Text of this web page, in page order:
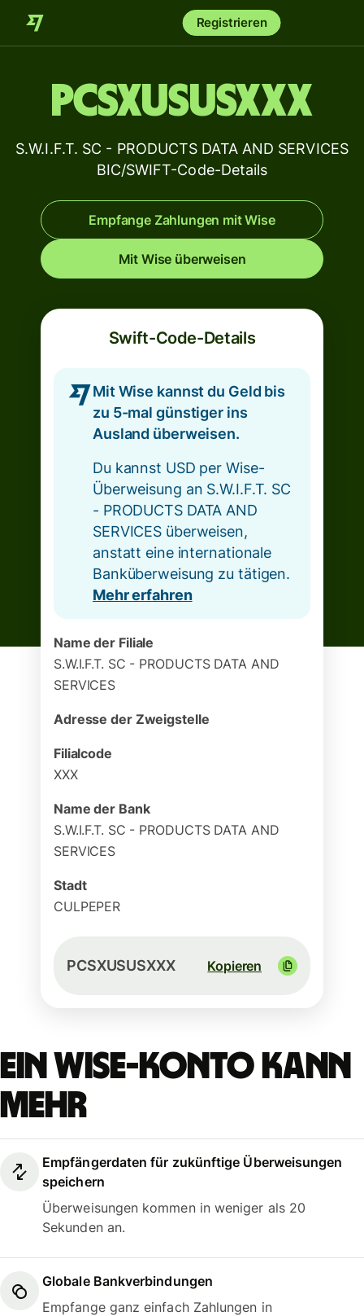
Registrieren
PCSXUSUSXXX
S.W.I.F.T. SC - PRODUCTS DATA AND SERVICES
BIC/SWIFT-Code-Details
Empfange Zahlungen mit Wise
Mit Wise überweisen
Swift-Code-Details
Mit Wise kannst du Geld bis
zu 5-mal günstiger ins
Ausland überweisen.
Du kannst USD per Wise-
Überweisung an S.W.I.F.T. SC
- PRODUCTS DATA AND
SERVICES überweisen,
anstatt eine internationale
Banküberweisung zu tätigen.
Mehr erfahren
Name der Filiale
S.W.I.F.T. SC - PRODUCTS DATA AND
SERVICES
Adresse der Zweigstelle
Filialcode
XXX
Name der Bank
S.W.I.F.T. SC - PRODUCTS DATA AND
SERVICES
Stadt
CULPEPER
PCSXUSUSXXX Kopieren
Ein Wise-Konto kann
mehr
Empfängerdaten für zukünftige Überweisungen
speichern
Überweisungen kommen in weniger als 20
Sekunden an.
Globale Bankverbindungen
Empfange ganz einfach Zahlungen in